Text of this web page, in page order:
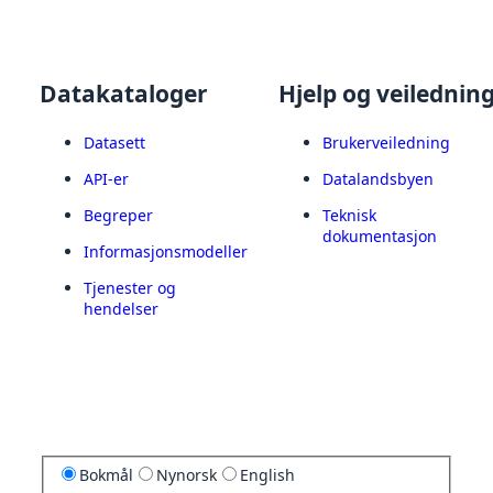
Datakataloger
Datasett
API-er
Begreper
Informasjonsmodeller
Tjenester og
hendelser
Hjelp og
Brukerveiledning
Datalandsbyen
Teknisk
dokumentasjon
Bokmål Nynorsk English